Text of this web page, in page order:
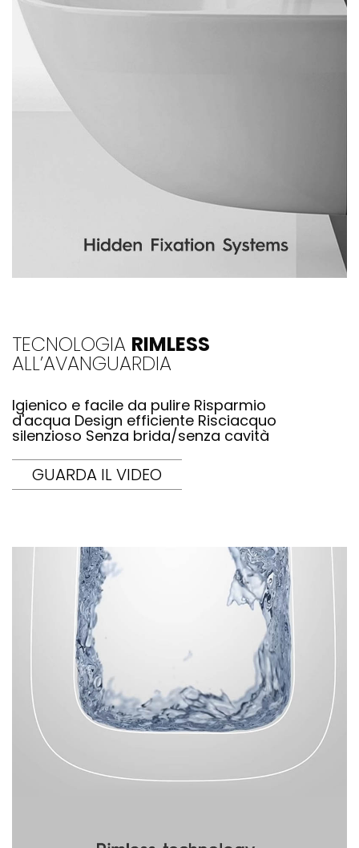
TECNOLOGIA RIMLESS
ALL’AVANGUARDIA
Igienico e facile da pulire Risparmio
d'acqua Design efficiente Risciacquo
silenzioso Senza brida/senza cavità
GUARDA IL VIDEO